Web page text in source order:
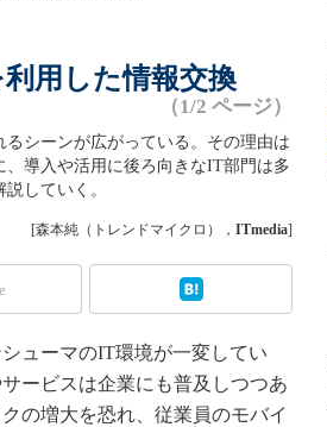
用した情報交換
（1/2 ページ）
シーンが広がっている。その理由は
導入や活用に後ろ向きなIT部門は多
していく。
[森本純（トレンドマイクロ）， ITmedia]
ューマのIT環境が一変してい
ービスは企業にも普及しつつあ
の増大を恐れ、従業員のモバイ